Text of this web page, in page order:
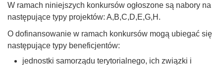
W ramach niniejszych konkursów ogłoszone są nabory na
następujące typy projektów: A,B,C,D,E,G,H.
O dofinansowanie w ramach konkursów mogą ubiegać się
następujące typy beneficjentów:
jednostki samorządu terytorialnego, ich związki i